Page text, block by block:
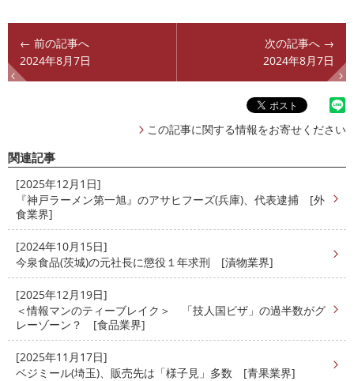
← 前の記事へ
2024年8月7日
次の記事へ →
2024年8月7日
この記事に関する情報をお寄せください
関連記事
[2025年12月1日]
『神戸ラーメン第一旭』のアサヒフーズ(兵庫)、代表逮捕 [外
食業界]
[2024年10月15日]
今泉食品(茨城)の元社長に懲役１年求刑 [漬物業界]
[2025年12月19日]
＜情報マンのティーブレイク＞ 「技人国ビザ」の過半数がグ
レーゾーン？ [食品業界]
[2025年11月17日]
ベジミール(埼玉)、販売先は「様子見」多数 [青果業界]